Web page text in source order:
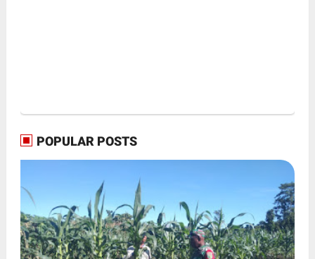
POPULAR POSTS